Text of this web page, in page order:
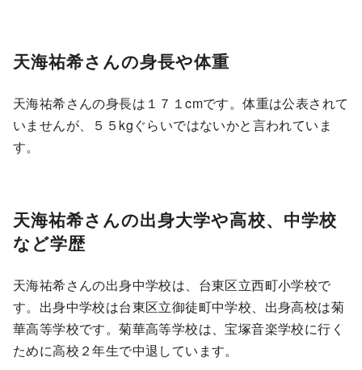
天海祐希さんの身長や体重
天海祐希さんの身長は１７１cmです。体重は公表されて
いませんが、５５kgぐらいではないかと言われていま
す。
天海祐希さんの出身大学や高校、中学校
など学歴
天海祐希さんの出身中学校は、台東区立西町小学校で
す。出身中学校は台東区立御徒町中学校、出身高校は菊
華高等学校です。菊華高等学校は、宝塚音楽学校に行く
ために高校２年生で中退しています。